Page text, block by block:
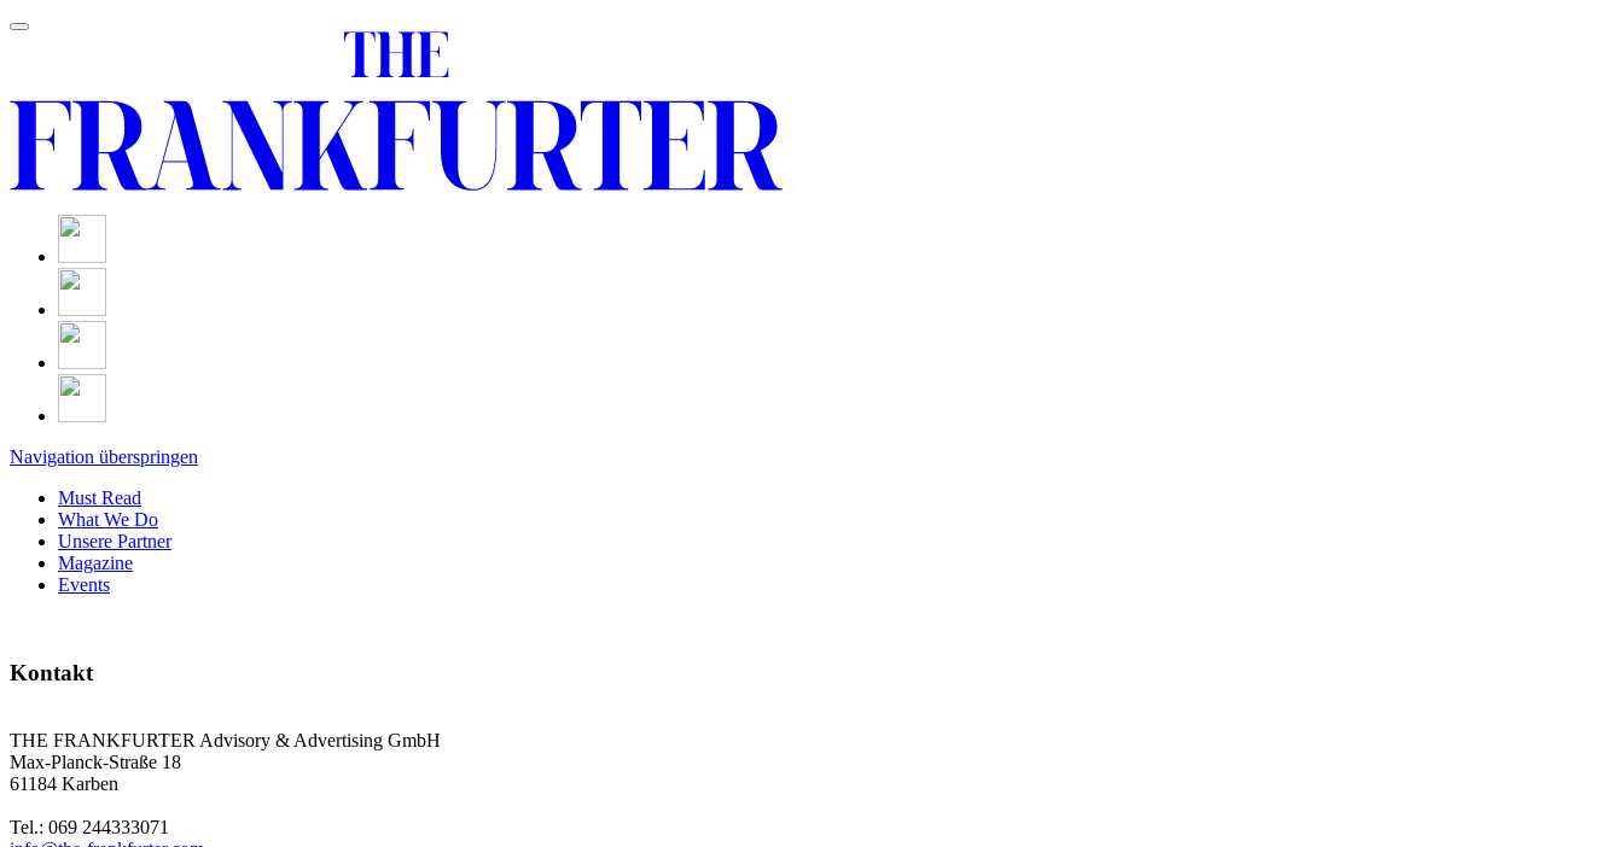
Navigation überspringen
Must Read
What We Do
Unsere Partner
Magazine
Events
Kontakt
THE FRANKFURTER Advisory & Advertising GmbH
Max-Planck-Straße 18
61184 Karben
Tel.: 069 244333071